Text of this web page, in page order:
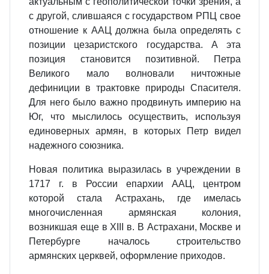
с другой, слившаяся с государством РПЦ свое
отношение к ААЦ должна была определять с
позиции цезаристского государства. А эта
позиция становится позитивной. Петра
Великого мало волновали ничтожные
дефиниции в трактовке природы Спасителя.
Для него было важно продвинуть империю на
Юг, что мыслилось осуществить, используя
единоверных армян, в которых Петр видел
надежного союзника.
Новая политика выразилась в учреждении в
1717 г. в России епархии ААЦ, центром
которой стала Астрахань, где имелась
многочисленная армянская колония,
возникшая еще в XIII в. В Астрахани, Москве и
Петербурге началось строительство
армянских церквей, оформление приходов.